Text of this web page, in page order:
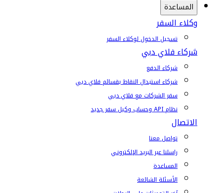
المساعدة
وكلاء السفر
تسجيل الدخول لوكلاء السفر
شركاء فلاي دبي
شركاء الدفع
شركاء استبدال النقاط بقسائم فلاي دبي
سفر الشركات مع فلاي دبي
نظام API وحساب وكيل سفر جديد
الاتصال
تواصل معنا
راسلنا عبر البريد الإلكتروني
المساعدة
الأسئلة الشائعة